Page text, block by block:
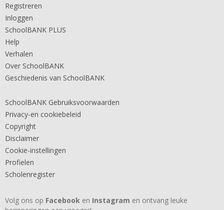
Registreren
Inloggen
SchoolBANK PLUS
Help
Verhalen
Over SchoolBANK
Geschiedenis van SchoolBANK
SchoolBANK Gebruiksvoorwaarden
Privacy-en cookiebeleid
Copyright
Disclaimer
Cookie-instellingen
Profielen
Scholenregister
Volg ons op Facebook en Instagram en ontvang leuke